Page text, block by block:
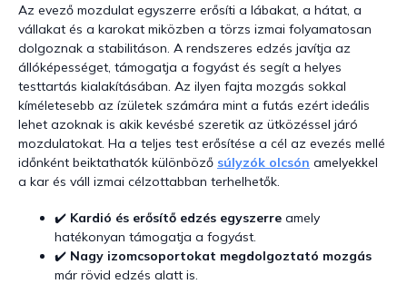
á
s
e
l
e
m
e
i
Az evező mozdulat egyszerre erősíti a lábakat, a hátat, a
vállakat és a karokat miközben a törzs izmai folyamatosan
dolgoznak a stabilitáson. A rendszeres edzés javítja az
állóképességet, támogatja a fogyást és segít a helyes
testtartás kialakításában. Az ilyen fajta mozgás sokkal
kíméletesebb az ízületek számára mint a futás ezért ideális
lehet azoknak is akik kevésbé szeretik az ütközéssel járó
mozdulatokat. Ha a teljes test erősítése a cél az evezés mellé
időnként beiktathatók különböző súlyzók olcsón amelyekkel
a kar és váll izmai célzottabban terhelhetők.
✔️ Kardió és erősítő edzés egyszerre amely
hatékonyan támogatja a fogyást.
✔️ Nagy izomcsoportokat megdolgoztató mozgás
már rövid edzés alatt is.